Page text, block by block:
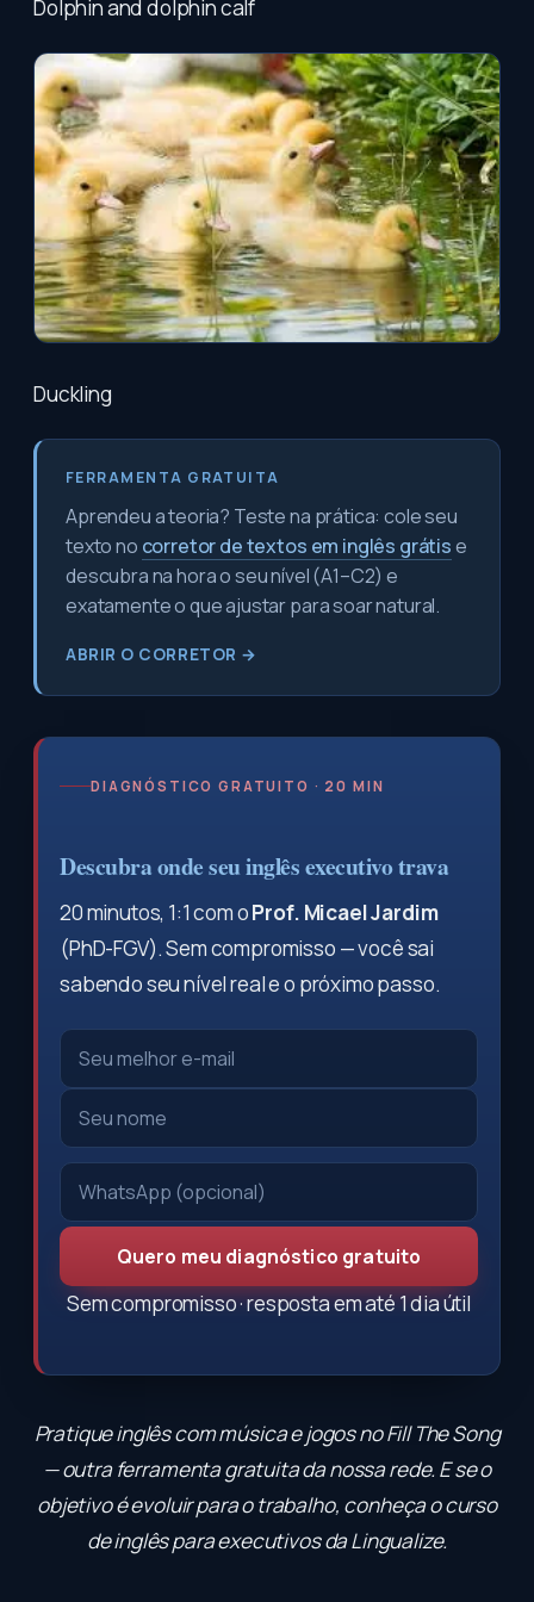
Dolphin and dolphin calf
Duckling
FERRAMENTA GRATUITA
Aprendeu a teoria? Teste na prática: cole seu
texto no corretor de textos em inglês grátise
descubra na hora o seu nível (A1–C2) e
exatamente o que ajustar para soar natural.
ABRIR O CORRETOR →
DIAGNÓSTICO GRATUITO · 20 MIN
Descubra onde seu inglês executivo trava
20 minutos, 1:1 com oProf. Micael Jardim
(PhD-FGV). Sem compromisso — você sai
sabendo seu nível real e o próximo passo.
Quero meu diagnóstico gratuito
Sem compromisso · resposta em até 1 dia útil
Pratique inglês com música e jogos noFill The Song
— outra ferramenta gratuita da nossa rede. E se o
objetivo é evoluir para o trabalho, conheça ocurso
de inglês para executivosda Lingualize.